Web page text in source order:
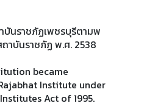
บันราชภัฏเพชรบุรีตามพ
าบันราชภัฏ พ.ศ. 2538
became
Institute under
Act of 1995.